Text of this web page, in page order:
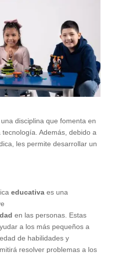
disciplina que fomenta en
Además, debido a
les permite desarrollar un
educativaes una
en las personas. Estas
a los más pequeños a
de habilidades y
resolver problemas a los